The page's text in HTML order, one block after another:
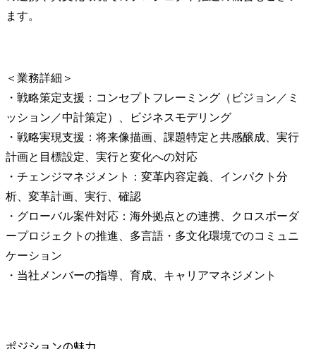
ます。
＜業務詳細＞
・戦略策定支援：コンセプトフレーミング（ビジョン／ミ
ッション／中計策定）、ビジネスモデリング
・戦略実現支援：将来像描画、課題特定と共感醸成、実行
計画と目標設定、実行と変化への対応
・チェンジマネジメント：変革内容定義、インパクト分
析、変革計画、実行、確認
・グローバル案件対応：海外拠点との連携、クロスボーダ
ープロジェクトの推進、多言語・多文化環境でのコミュニ
ケーション
・当社メンバーの指導、育成、キャリアマネジメント